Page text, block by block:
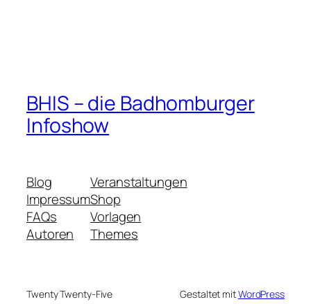
BHIS – die Badhomburger
Infoshow
Blog
Impressum
FAQs
Autoren
Veranstaltungen
Shop
Vorlagen
Themes
Twenty Twenty-Five Gestaltet mitWordPress